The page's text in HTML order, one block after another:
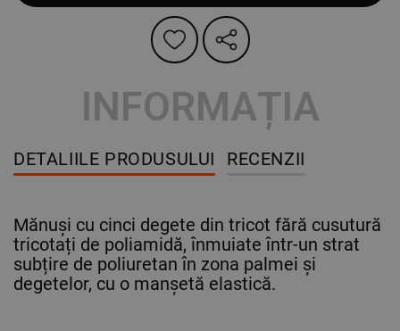
INFORMAȚIA
DETALIILE PRODUSULUI RECENZII
Mănuși cu cinci degete din tricot fără cusutură
tricotați de poliamidă, înmuiate într-un strat
subțire de poliuretan în zona palmei și
degetelor, cu o manșetă elastică.